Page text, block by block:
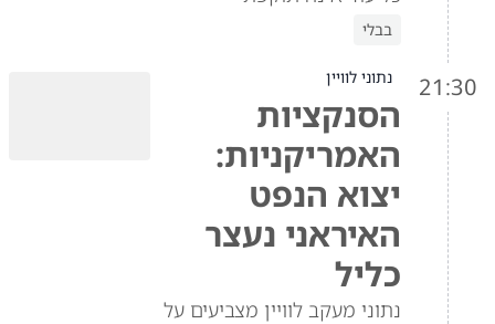
בבלי
21:30 נתוני לוויין
הסנקציות
האמריקניות:
יצוא הנפט
האיראני נעצר
כליל
נתוני מעקב לוויין מצביעים על